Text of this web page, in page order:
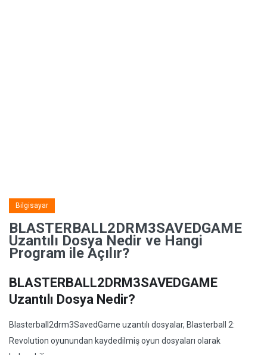
Bilgisayar
BLASTERBALL2DRM3SAVEDGAME
Uzantılı Dosya Nedir ve Hangi
Program ile Açılır?
BLASTERBALL2DRM3SAVEDGAME
Uzantılı Dosya Nedir?
Blasterball2drm3SavedGame uzantılı dosyalar, Blasterball 2:
Revolution oyunundan kaydedilmiş oyun dosyaları olarak